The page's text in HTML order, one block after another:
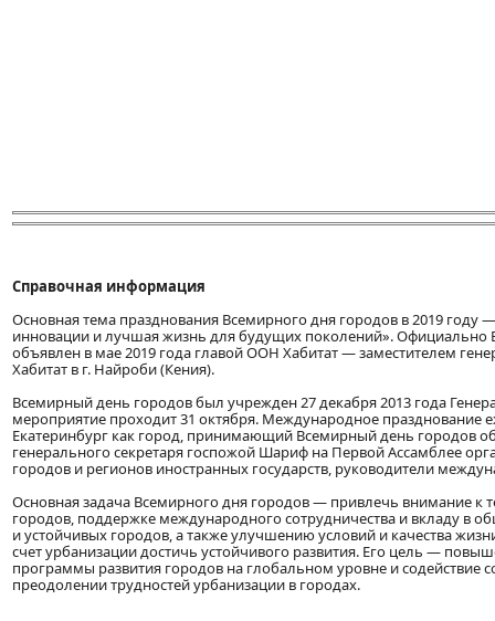
Справочная информация
Основная тема празднования Всемирного дня городов в 2019
инновации и лучшая жизнь для будущих поколений».
объявлен в мае 2019 года главой ООН Хабитат — заместителем
Хабитат в г. Найроби (Кения).
Всемирный день городов был учрежден 27 декабря 2013 года
мероприятие проходит 31 октября. Международное празднование
Екатеринбург как город, принимающий Всемирный день городов
генерального секретаря госпожой Шариф на Первой Ассамблее
городов и регионов иностранных государств, руководители
Основная задача Всемирного дня городов — привлечь внимание к
городов, поддержке международного сотрудничества и вкладу в
и устойчивых городов, а также улучшению условий и качества
счет урбанизации достичь устойчивого развития. Его цель —
программы развития городов на глобальном уровне и содействие
преодолении трудностей урбанизации в городах.